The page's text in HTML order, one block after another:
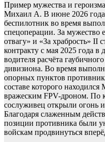
Пример мужества и
Михаил А. В июне 2026 года
беспилотник во время
спецоперации. За мужество
отвагу» и «За храбрость»
контракту с мая 2025 года
водителя расчёта
дивизиона. Во время
опорных пунктов
составе которого
вражеским FPV-дроном. По
сослуживец открыли огонь
Благодаря слаженным
позиции противника были
войскам продвинуться